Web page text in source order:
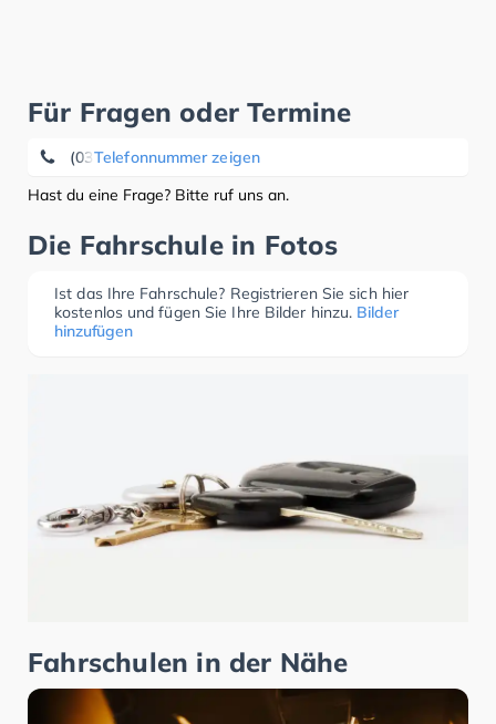
Für Fragen oder Termine
Telefonnummer zeigen
(03362) 88 98 00
Hast du eine Frage? Bitte ruf uns an.
Die Fahrschule in Fotos
Ist das Ihre Fahrschule? Registrieren Sie sich hier
kostenlos und fügen Sie Ihre Bilder hinzu. Bilder
hinzufügen
Fahrschulen in der Nähe